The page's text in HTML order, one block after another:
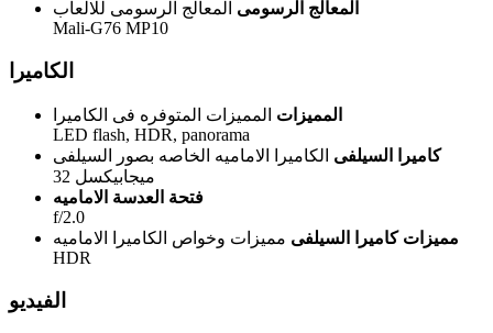
المعالج الرسومى المعالج الرسومى للالعاب
Mali-G76 MP10
الكاميرا
المميزات المميزات المتوفره فى الكاميرا
LED flash, HDR, panorama
كاميرا السيلفى الكاميرا الاماميه الخاصه بصور السيلفى
32 ميجابيكسل
فتحة العدسة الاماميه
f/2.0
مميزات كاميرا السيلفى مميزات وخواص الكاميرا الاماميه
HDR
الفيديو